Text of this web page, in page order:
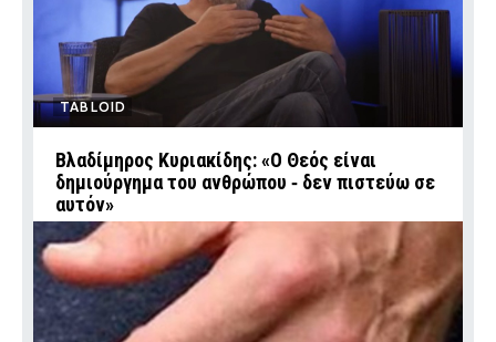
TABLOID
Βλαδίμηρος Κυριακίδης: «Ο Θεός είναι
δημιούργημα του ανθρώπου ‑ δεν πιστεύω σε
αυτόν»